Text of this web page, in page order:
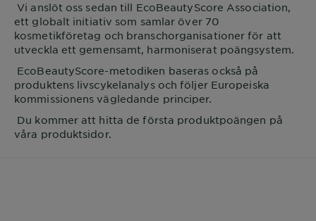
Vi anslöt oss sedan till EcoBeautyScore Association,
ett globalt initiativ som samlar över 70
kosmetikföretag och branschorganisationer för att
utveckla ett gemensamt, harmoniserat poängsystem.
EcoBeautyScore-metodiken baseras också på
produktens livscykelanalys och följer Europeiska
kommissionens vägledande principer.
Du kommer att hitta de första produktpoängen på
våra produktsidor.